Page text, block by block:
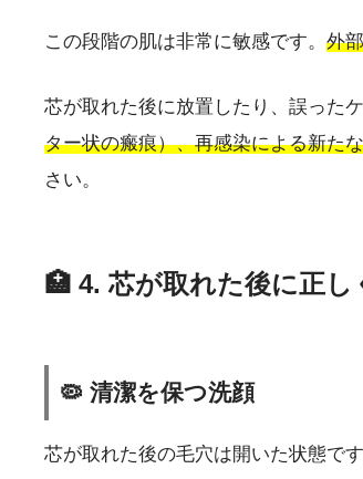
この段階の肌は非常に敏感です。 外
芯が取れた後に放置したり、誤った
ター状の瘢痕）、再感染による新た
さい。
🏥 4. 芯が取れた後に正
🦠 清潔を保つ洗顔
芯が取れた後の毛穴は開いた状態で